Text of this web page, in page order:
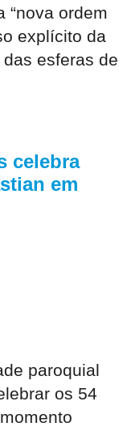
“nova ordem
explícito da
esferas de
celebra
em
paroquial
os 54